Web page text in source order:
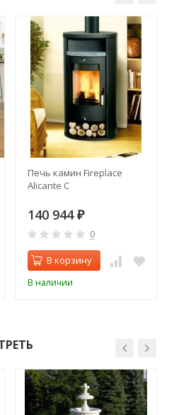
Печь камин Fireplace
Alicante C
140 944 ₽
0
В корзину
В наличии